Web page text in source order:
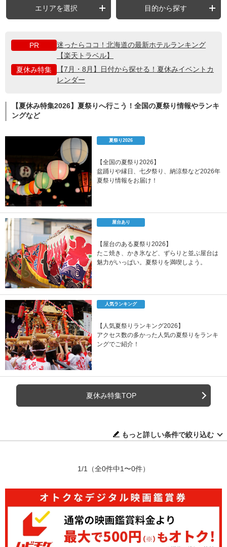
エリアを選択 目的から探す
PR
迷ったらココ！北海道の最新ホテルランキング
【楽天トラベル】
夏休み特集
【7月・8月】日付から探せる！夏休みイベントカ
レンダー
【夏休み特集2026】夏祭りへ行こう！全国の夏祭り情報やランキ
ングなど
夏祭り2026
【全国の夏祭り2026】
盆踊りや縁日、七夕祭り、納涼祭など2026年
夏祭り情報をお届け！
屋台あり
【屋台のある夏祭り2026】
たこ焼き、かき氷など、ずらりと並ぶ屋台は
魅力がいっぱい。夏祭りを満喫しよう。
人気ランキング
【人気夏祭りランキング2026】
アクセス数の多かった人気の夏祭りをランキ
ングでご紹介！
夏休み特集TOP
もっと詳しい条件で絞り込む
1/1 （全0件中1〜0件）